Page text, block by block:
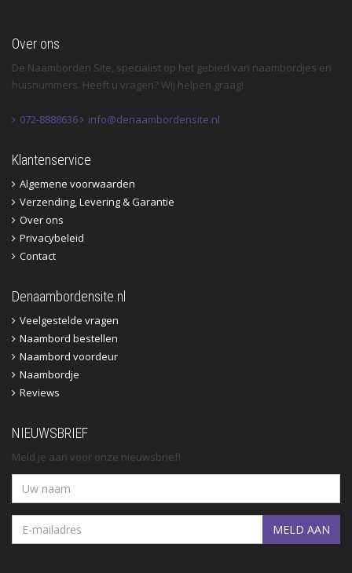
Over ons
De Naamborden Site, specialist op het gebied van naambordjes en
huisnummers. Heeft u vragen? Wij helpen graag!
072-8888636 info@denaambordensite.nl
Klantenservice
Algemene voorwaarden
Verzending, Levering & Garantie
Over ons
Privacybeleid
Contact
Denaambordensite.nl
Veelgestelde vragen
Naambord bestellen
Naambord voordeur
Naambordje
Reviews
NIEUWSBRIEF
Meld je aan voor onze nieuwsbrief!
MELD AAN